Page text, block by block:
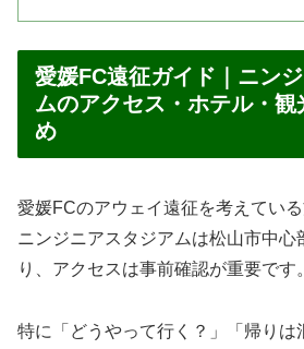
愛媛FC遠征ガイド｜ニン
ムのアクセス・ホテル・観
め
愛媛FCのアウェイ遠征を考えている
ニンジニアスタジアムは松山市中心
り、アクセスは事前確認が重要です。
特に「どうやって行く？」「帰りは